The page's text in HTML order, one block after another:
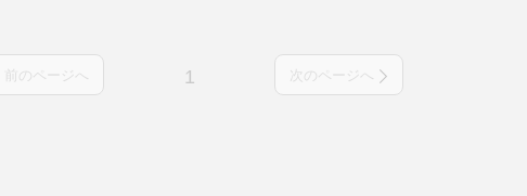
前のページへ 1 次のページへ